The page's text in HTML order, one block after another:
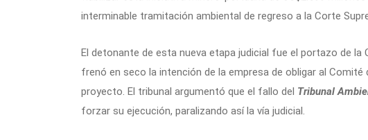
interminable tramitación ambiental de regreso a la Corte
El detonante de esta nueva etapa judicial fue el portazo de
frenó en seco la intención de la empresa de obligar al
proyecto. El tribunal argumentó que el fallo del Tribunal
forzar su ejecución, paralizando así la vía judicial.